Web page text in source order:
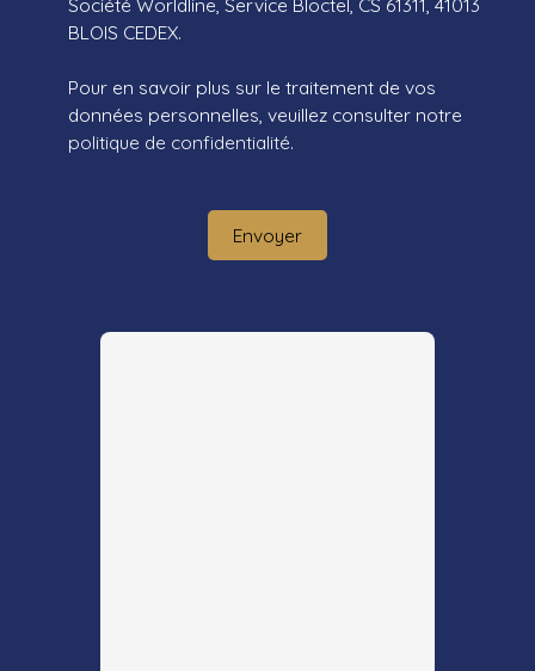
Société Worldline, Service Bloctel, CS 61311, 41013
BLOIS CEDEX.
Pour en savoir plus sur le traitement de vos
données personnelles, veuillez consulter notre
politique de confidentialité.
Envoyer